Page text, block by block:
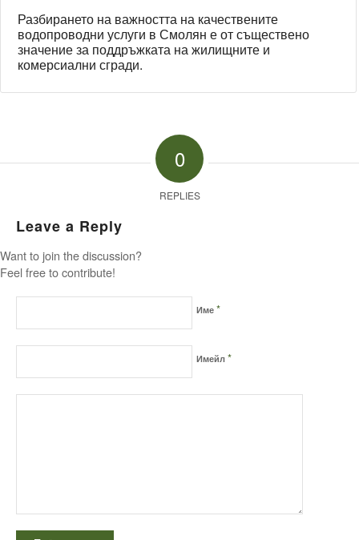
Разбирането на важността на качествените
водопроводни услуги в Смолян е от съществено
значение за поддръжката на жилищните и
комерсиални сгради.
0
REPLIES
Leave a Reply
Want to join the discussion?
Feel free to contribute!
Име *
Имейл *